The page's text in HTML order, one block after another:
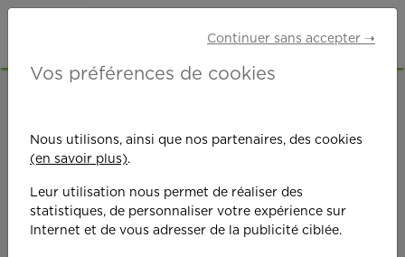
Continuer sans accepter ➝
Vos préférences de cookies
Nous utilisons, ainsi que nos partenaires, des cookies
(en savoir plus).
Leur utilisation nous permet de réaliser des
statistiques, de personnaliser votre expérience sur
Internet et de vous adresser de la publicité ciblée.